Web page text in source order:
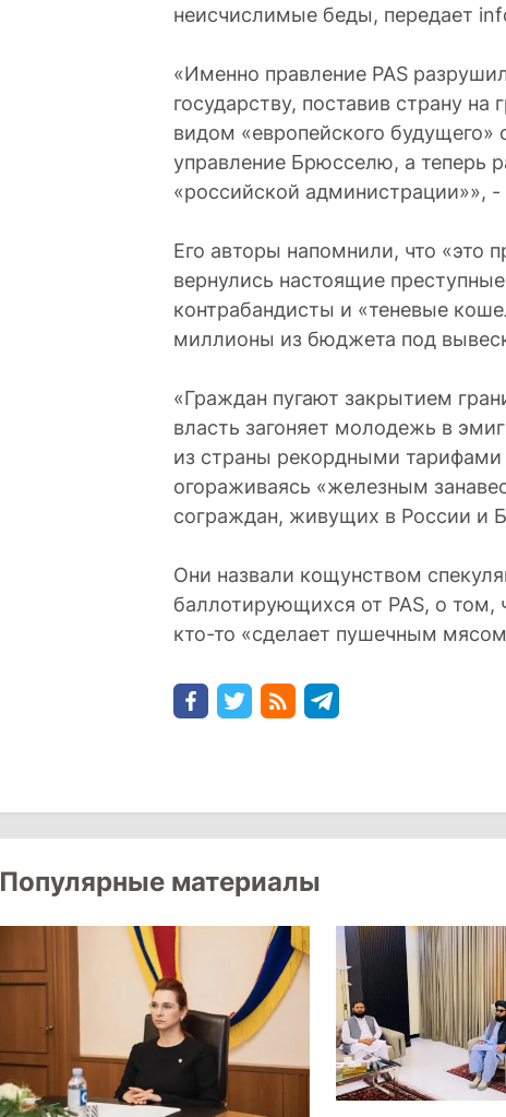
неисчислимые беды, передает
«Именно правление PAS
государству, поставив страну на
видом «европейского будущего»
управление Брюсселю, а теперь
«российской администрации»», -
Его авторы напомнили, что «это
вернулись настоящие
контрабандисты и «теневые
миллионы из бюджета под
«Граждан пугают закрытием
власть загоняет молодежь в
из страны рекордными
огораживаясь «железным
сограждан, живущих в России и
Они назвали кощунством
баллотирующихся от PAS, о
кто-то «сделает пушечным
Популярные материалы